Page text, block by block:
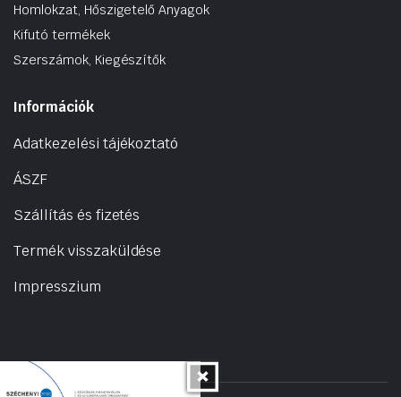
Homlokzat, Hőszigetelő Anyagok
Kifutó termékek
Szerszámok, Kiegészítők
Információk
Adatkezelési tájékoztató
ÁSZF
Szállítás és fizetés
Termék visszaküldése
Impresszium